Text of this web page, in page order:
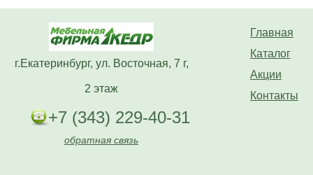
Главная
Каталог
Акции
Контакты
г.Екатеринбург, ул. Восточная, 7 г,
2 этаж
+7 (343) 229-40-31
обратная связь